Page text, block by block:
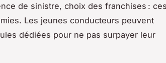
de sinistre, choix des franchises : ces
Les jeunes conducteurs peuvent
dédiées pour ne pas surpayer leur